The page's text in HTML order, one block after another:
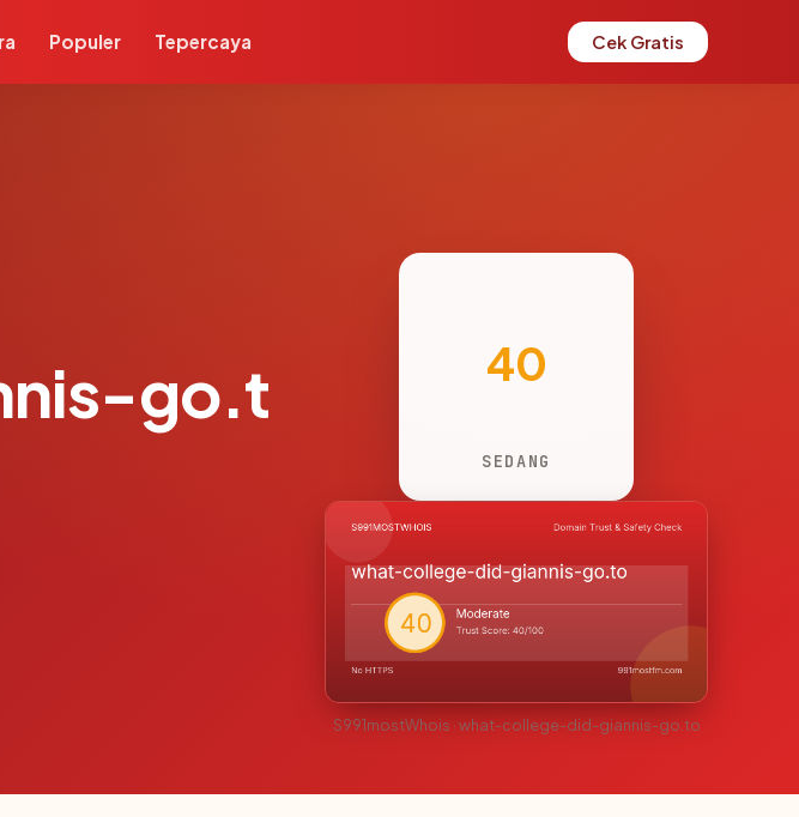
Populer Tepercaya Cek Gratis
go.t
40
SEDANG
S991mostWhois · what-college-did-giannis-go.to